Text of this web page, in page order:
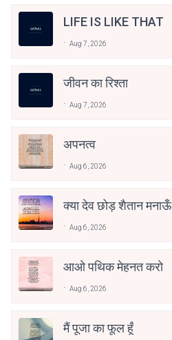
LIFE IS LIKE THAT
Aug 7, 2026
जीवन का रिश्ता
Aug 7, 2026
अपनत्व
Aug 6, 2026
क्या देव छोड़ शैतान मनाऊँ
Aug 6, 2026
आओ पथिक मेहनत करो
Aug 6, 2026
मैं पूजा का फूल हूँ